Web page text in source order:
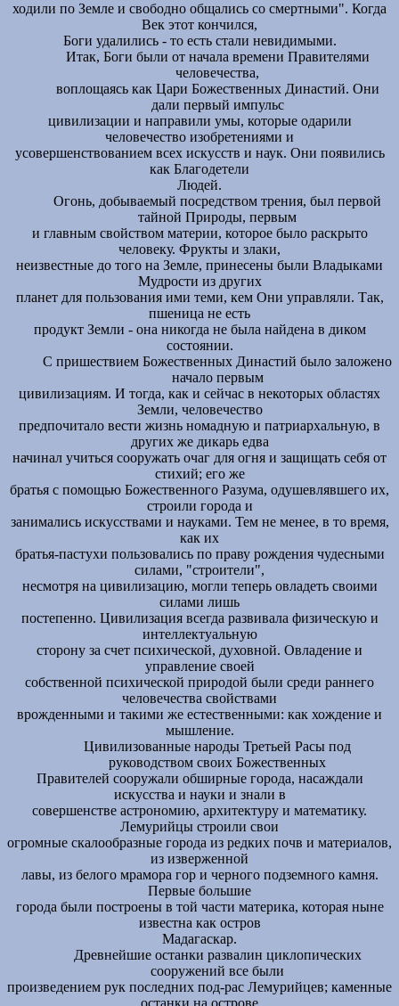
ходили по Земле и свободно общались со смертными". Когда
Век этот кончился,
Боги удалились - то есть стали невидимыми.
Итак, Боги были от начала времени Правителями
человечества,
воплощаясь как Цари Божественных Династий. Они
дали первый импульс
цивилизации и направили умы, которые одарили
человечество изобретениями и
усовершенствованием всех искусств и наук. Они появились
как Благодетели
Людей.
Огонь, добываемый посредством трения, был первой
тайной Природы, первым
и главным свойством материи, которое было раскрыто
человеку. Фрукты и злаки,
неизвестные до того на Земле, принесены были Владыками
Мудрости из других
планет для пользования ими теми, кем Они управляли. Так,
пшеница не есть
продукт Земли - она никогда не была найдена в диком
состоянии.
С пришествием Божественных Династий было заложено
начало первым
цивилизациям. И тогда, как и сейчас в некоторых областях
Земли, человечество
предпочитало вести жизнь номадную и патриархальную, в
других же дикарь едва
начинал учиться сооружать очаг для огня и защищать себя от
стихий; его же
братья с помощью Божественного Разума, одушевлявшего их,
строили города и
занимались искусствами и науками. Тем не менее, в то время,
как их
братья-пастухи пользовались по праву рождения чудесными
силами, "строители",
несмотря на цивилизацию, могли теперь овладеть своими
силами лишь
постепенно. Цивилизация всегда развивала физическую и
интеллектуальную
сторону за счет психической, духовной. Овладение и
управление своей
собственной психической природой были среди раннего
человечества свойствами
врожденными и такими же естественными: как хождение и
мышление.
Цивилизованные народы Третьей Расы под
руководством своих Божественных
Правителей сооружали обширные города, насаждали
искусства и науки и знали в
совершенстве астрономию, архитектуру и математику.
Лемурийцы строили свои
огромные скалообразные города из редких почв и материалов,
из изверженной
лавы, из белого мрамора гор и черного подземного камня.
Первые большие
города были построены в той части материка, которая ныне
известна как остров
Мадагаскар.
Древнейшие останки развалин циклопических
сооружений все были
произведением рук последних под-рас Лемурийцев; каменные